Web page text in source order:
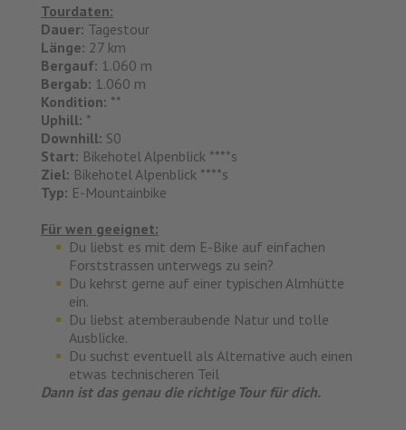
Tourdaten:
Dauer: Tagestour
Länge: 27 km
Bergauf: 1.060 m
Bergab: 1.060 m
Kondition: **
Uphill: *
Downhill: S0
Start: Bikehotel Alpenblick ****s
Ziel: Bikehotel Alpenblick ****s
Typ: E-Mountainbike
Für wen geeignet:
Du liebst es mit dem E-Bike auf einfachen
Forststrassen unterwegs zu sein?
Du kehrst gerne auf einer typischen Almhütte
ein.
Du liebst atemberaubende Natur und tolle
Ausblicke.
Du suchst eventuell als Alternative auch einen
etwas technischeren Teil
Dann ist das genau die richtige Tour für dich.